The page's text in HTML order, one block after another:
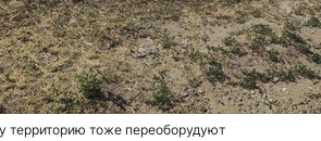
территорию тоже переоборудуют